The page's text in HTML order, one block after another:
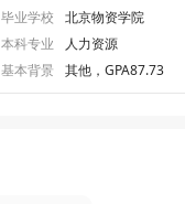
毕业学校
北京物资学院
本科专业
人力资源
基本背景
其他，GPA87.73